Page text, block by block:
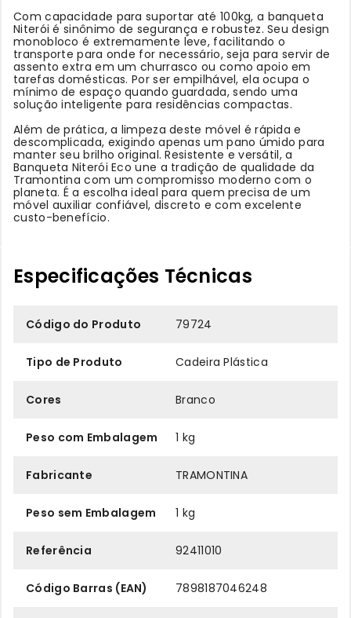
Com capacidade para suportar até 100kg, a banqueta
Niterói é sinônimo de segurança e robustez. Seu design
monobloco é extremamente leve, facilitando o
transporte para onde for necessário, seja para servir de
assento extra em um churrasco ou como apoio em
tarefas domésticas. Por ser empilhável, ela ocupa o
mínimo de espaço quando guardada, sendo uma
solução inteligente para residências compactas.
Além de prática, a limpeza deste móvel é rápida e
descomplicada, exigindo apenas um pano úmido para
manter seu brilho original. Resistente e versátil, a
Banqueta Niterói Eco une a tradição de qualidade da
Tramontina com um compromisso moderno com o
planeta. É a escolha ideal para quem precisa de um
móvel auxiliar confiável, discreto e com excelente
custo-benefício.
Especificações Técnicas
Código do Produto 79724
Tipo de Produto Cadeira Plástica
Cores Branco
Peso com Embalagem 1 kg
Fabricante TRAMONTINA
Peso sem Embalagem 1 kg
Referência 92411010
Código Barras (EAN) 7898187046248